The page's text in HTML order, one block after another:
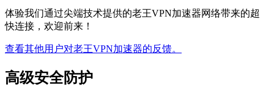
体验我们通过尖端技术提供的老王VPN加速器网络带来的超
快连接，欢迎前来！
查看其他用户对老王VPN加速器的反馈。
高级安全防护